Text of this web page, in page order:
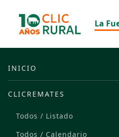
La
INICIO
CLICREMATES
Todos / Listado
Todos / Calendario